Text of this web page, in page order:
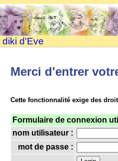
diki d'Eve
Merci d'entrer
Cette fonctionnalité exige des
Formulaire de connexion
nom utilisateur :
mot de passe :